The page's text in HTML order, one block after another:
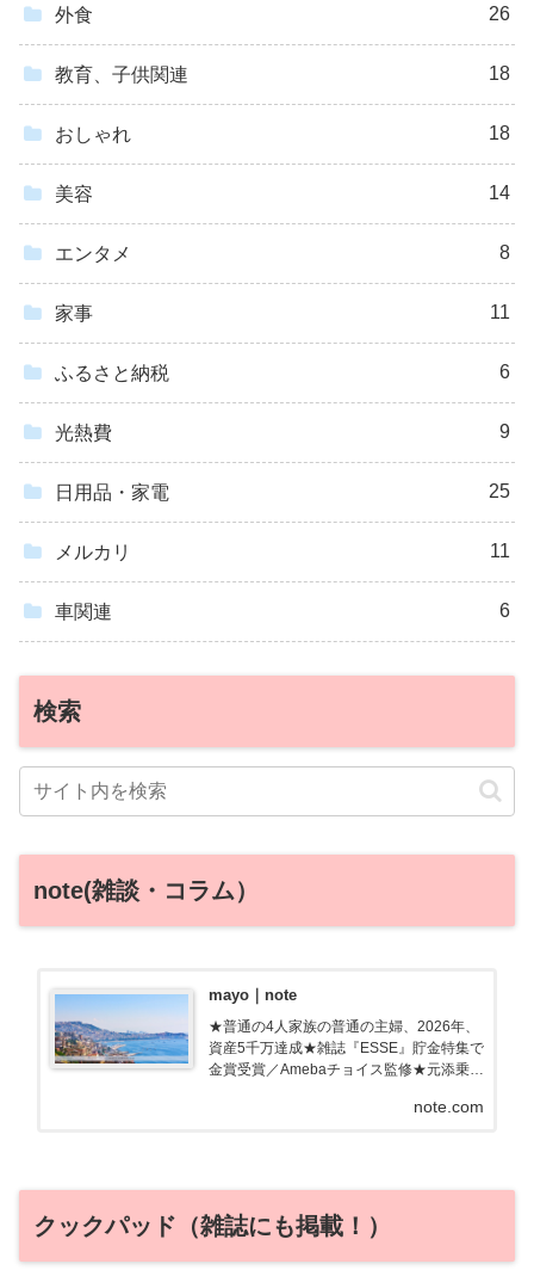
外食 26
教育、子供関連 18
おしゃれ 18
美容 14
エンタメ 8
家事 11
ふるさと納税 6
光熱費 9
日用品・家電 25
メルカリ 11
車関連 6
検索
note(雑談・コラム）
mayo｜note
★普通の4人家族の普通の主婦、2026年、
資産5千万達成★雑誌『ESSE』貯金特集で
金賞受賞／Amebaチョイス監修★元添乗
親近感わく記事を書きます！ブログ「ため
note.com
クックパッド（雑誌にも掲載！）